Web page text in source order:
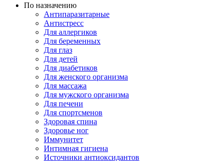
По назначению
Антипаразитарные
Антистресс
Для аллергиков
Для беременных
Для глаз
Для детей
Для диабетиков
Для женского организма
Для массажа
Для мужского организма
Для печени
Для спортсменов
Здоровая спина
Здоровье ног
Иммунитет
Интимная гигиена
Источники антиоксидантов